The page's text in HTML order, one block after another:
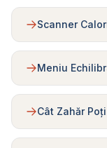
Scanner
Meniu
Cât Zahăr